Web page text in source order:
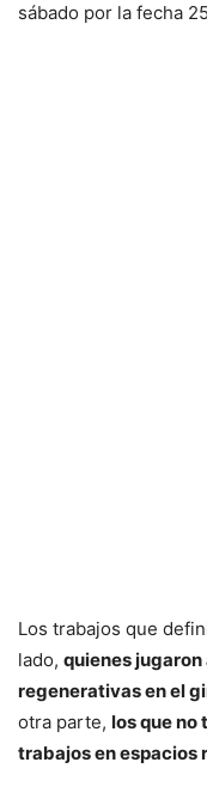
sábado por la fecha
Los trabajos que
lado, quienes
regenerativas en el
otra parte, los que no
trabajos en espacios